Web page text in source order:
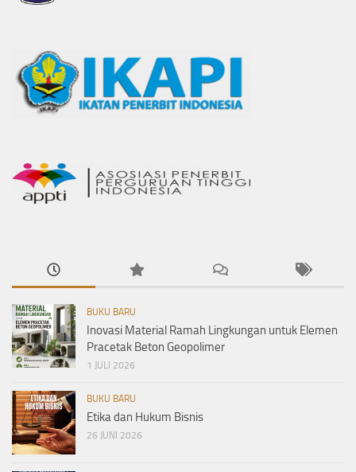
BUKU BARU
Inovasi Material Ramah Lingkungan untuk Elemen
Pracetak Beton Geopolimer
1 JULI 2026
BUKU BARU
Etika dan Hukum Bisnis
26 JUNI 2026